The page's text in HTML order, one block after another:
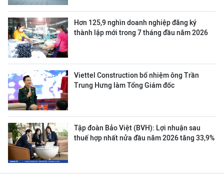
Hơn 125,9 nghìn doanh nghiệp đăng ký
thành lập mới trong 7 tháng đầu năm 2026
Viettel Construction bổ nhiệm ông Trần
Trung Hưng làm Tổng Giám đốc
Tập đoàn Bảo Việt (BVH): Lợi nhuận sau
thuế hợp nhất nửa đầu năm 2026 tăng 33,9%